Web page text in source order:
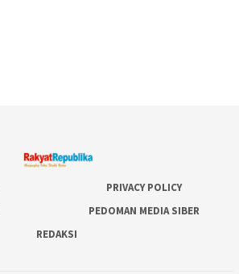
PRIVACY POLICY
PEDOMAN MEDIA SIBER
REDAKSI